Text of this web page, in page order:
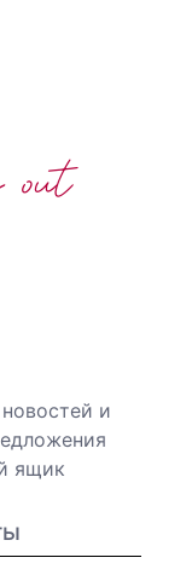
и
ящик